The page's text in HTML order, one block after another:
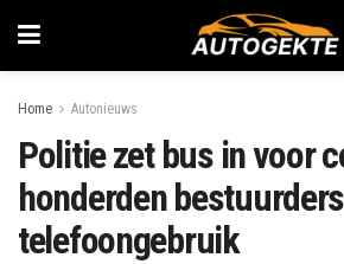
Home Autonieuws
Politie zet bus in voor
honderden
telefoongebruik